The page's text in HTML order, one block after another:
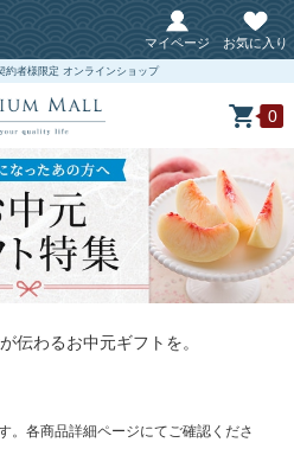
マイページ お気に入り
約者様限定 オンラインショップ
0
伝わるお中元ギフトを。
。各商品詳細ページにてご確認くださ